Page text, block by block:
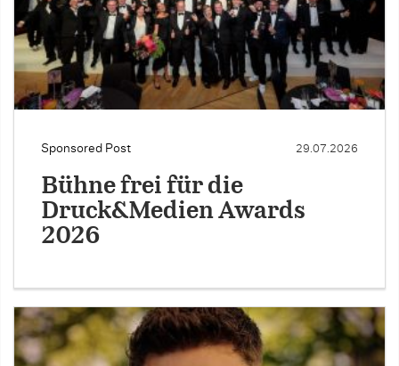
Sponsored Post 29.07.2026
Bühne frei für die
Druck&Medien Awards
2026